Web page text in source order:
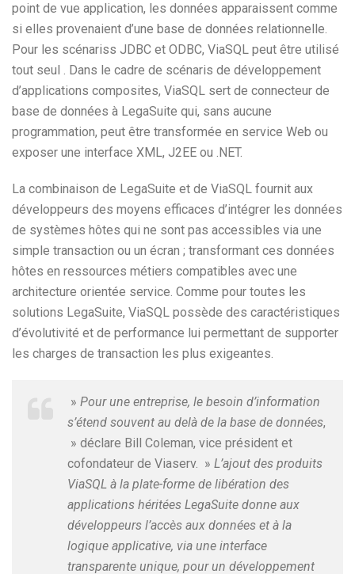
point de vue application, les données apparaissent comme
si elles provenaient d’une base de données relationnelle.
Pour les scénariss JDBC et ODBC, ViaSQL peut être utilisé
tout seul . Dans le cadre de scénaris de développement
d’applications composites, ViaSQL sert de connecteur de
base de données à LegaSuite qui, sans aucune
programmation, peut être transformée en service Web ou
exposer une interface XML, J2EE ou .NET.
La combinaison de LegaSuite et de ViaSQL fournit aux
développeurs des moyens efficaces d’intégrer les données
de systèmes hôtes qui ne sont pas accessibles via une
simple transaction ou un écran ; transformant ces données
hôtes en ressources métiers compatibles avec une
architecture orientée service. Comme pour toutes les
solutions LegaSuite, ViaSQL possède des caractéristiques
d’évolutivité et de performance lui permettant de supporter
les charges de transaction les plus exigeantes.
» Pour une entreprise, le besoin d’information
s’étend souvent au delà de la base de données,
» déclare Bill Coleman, vice président et
cofondateur de Viaserv. » L’ajout des produits
ViaSQL à la plate-forme de libération des
applications héritées LegaSuite donne aux
développeurs l’accès aux données et à la
logique applicative, via une interface
transparente unique, pour un développement